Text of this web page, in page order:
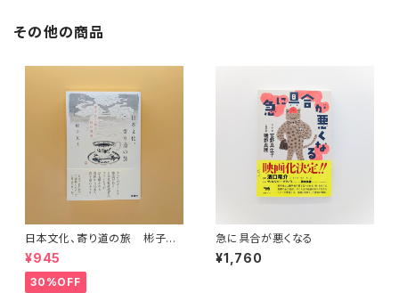
その他の商品
日本文化、寄り道の旅 彬子女
王殿下特別講義
¥945
30%OFF
急に具合が悪くなる
¥1,760